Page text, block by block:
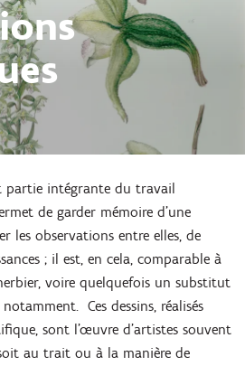
partie intégrante du travail
de garder mémoire d’une
les observations entre elles, de
; il est, en cela, comparable à
voire quelquefois un substitut
Ces dessins, réalisés
sont l'œuvre d’artistes souvent
au trait ou à la manière de